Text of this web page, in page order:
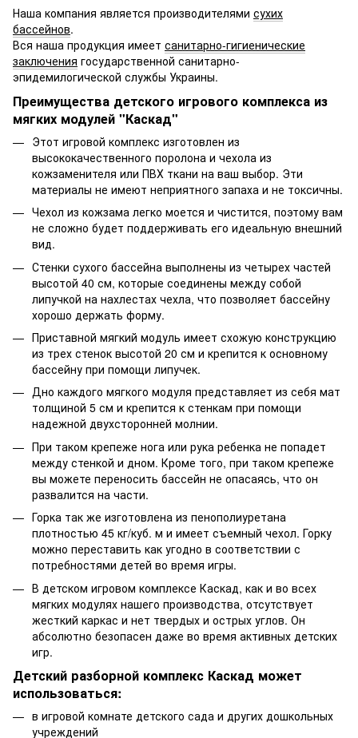
Наша компания является производителями сухих
бассейнов.
Вся наша продукция имеет санитарно-гигиенические
заключения государственной санитарно-
эпидемилогической службы Украины.
Преимущества детского игрового комплекса из
мягких модулей "Каскад"
Этот игровой комплекс изготовлен из
высококачественного поролона и чехола из
кожзаменителя или ПВХ ткани на ваш выбор. Эти
материалы не имеют неприятного запаха и не токсичны.
Чехол из кожзама легко моется и чистится, поэтому вам
не сложно будет поддерживать его идеальную внешний
вид.
Стенки сухого бассейна выполнены из четырех частей
высотой 40 см, которые соединены между собой
липучкой на нахлестах чехла, что позволяет бассейну
хорошо держать форму.
Приставной мягкий модуль имеет схожую конструкцию
из трех стенок высотой 20 см и крепится к основному
бассейну при помощи липучек.
Дно каждого мягкого модуля представляет из себя мат
толщиной 5 см и крепится к стенкам при помощи
надежной двухсторонней молнии.
При таком крепеже нога или рука ребенка не попадет
между стенкой и дном. Кроме того, при таком крепеже
вы можете переносить бассейн не опасаясь, что он
развалится на части.
Горка так же изготовлена из пенополиуретана
плотностью 45 кг/куб. м и имеет съемный чехол. Горку
можно переставить как угодно в соответствии с
потребностями детей во время игры.
В детском игровом комплексе Каскад, как и во всех
мягких модулях нашего производства, отсутствует
жесткий каркас и нет твердых и острых углов. Он
абсолютно безопасен даже во время активных детских
игр.
Детский разборной комплекс Каскад может
использоваться:
в игровой комнате детского сада и других дошкольных
учреждений